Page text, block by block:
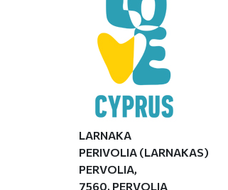
LARNAKA
PERIVOLIA (LARNAKAS)
PERVOLIA,
7560, PERVOLIA